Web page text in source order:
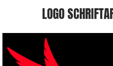
LOGO